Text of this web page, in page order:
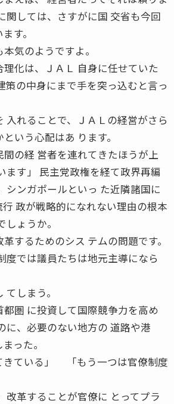
しては、さすがに国 交省も今回
す。
気のようですよ。
理化は、ＪＡＬ 自身に任せていた
策の中身にまで手を突っ込むと言っ
入れることで、ＪＡＬの経営がさら
いう心配はあ ります。
の経 営者を連れてきたほうが上
ます」 民主党政権を経て政界再編
ンガポールといっ た近隣諸国に
政が戦略的になれない理由の根本
ょうか。
するためのシス テムの問題です。
度では議員たちは地元主導になら
しまう。
圏 に投資して国際競争力を高め
に、必要のない地方の 道路や港
った。
きている」 「もう一つは官僚制度
改革することが官僚に とってプラ